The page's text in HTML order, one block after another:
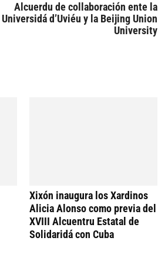
Alcuerdu de collaboración ente la
Universidá d’Uviéu y la Beijing Union
University
Xixón inaugura los Xardinos
Alicia Alonso como previa del
XVIII Alcuentru Estatal de
Solidaridá con Cuba